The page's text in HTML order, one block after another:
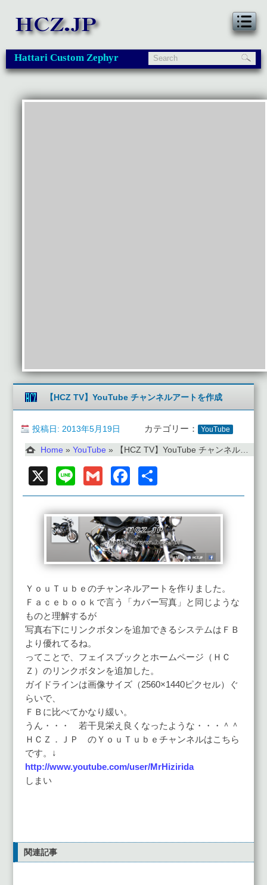
Hattari Custom Zephyr
【HCZ TV】YouTube チャンネルアートを作成
投稿日: 2013年5月19日 カテゴリー： YouTube
Home » YouTube » 【HCZ TV】YouTube チャンネルアートを作成
X Line GmailFacebook
有
ＹｏｕＴｕｂｅのチャンネルアートを作りました。
Ｆａｃｅｂｏｏｋで言う「カバー写真」と同じような
ものと理解するが
写真右下にリンクボタンを追加できるシステムはＦＢ
より優れてるね。
ってことで、フェイスブックとホームページ（ＨＣ
Ｚ）のリンクボタンを追加した。
ガイドラインは画像サイズ（2560×1440ピクセル）ぐ
らいで、
ＦＢに比べてかなり緩い。
うん・・・ 若干見栄え良くなったような・・・＾＾
ＨＣＺ．ＪＰ のＹｏｕＴｕｂｅチャンネルはこちら
です。↓
http://www.youtube.com/user/MrHizirida
しまい
関連記事